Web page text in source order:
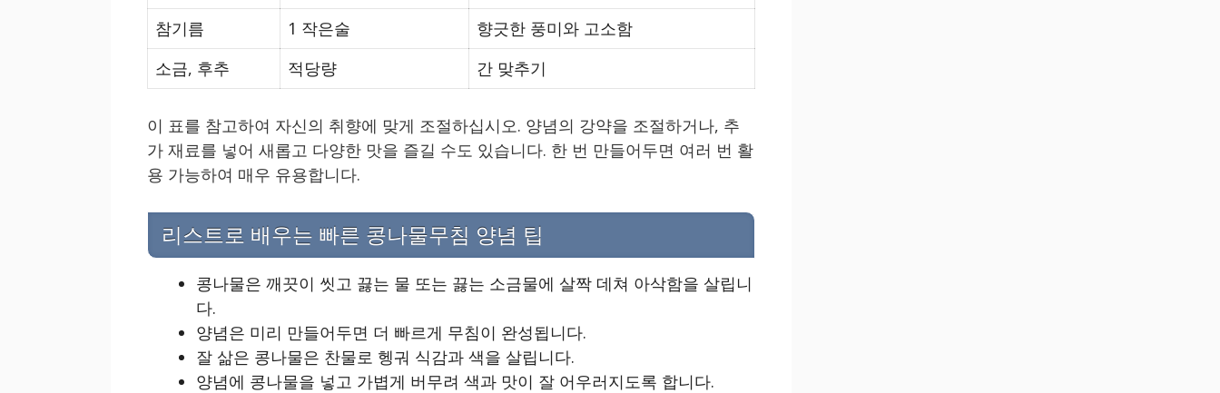
참기름
1 작은술
향긋한 풍미와 고소함
소금, 후추
적당량 간 맞추기
이 표를 참고하여 자신의 취향에 맞게 조절하십시오. 양념의 강약을 조절하거나, 추
가 재료를 넣어 새롭고 다양한 맛을 즐길 수도 있습니다. 한 번 만들어두면 여러 번 활
용 가능하여 매우 유용합니다.
리스트로 배우는 빠른 콩나물무침 양념 팁
콩나물은 깨끗이 씻고 끓는 물 또는 끓는 소금물에 살짝 데쳐 아삭함을 살립니
다.
양념은 미리 만들어두면 더 빠르게 무침이 완성됩니다.
잘 삶은 콩나물은 찬물로 헹궈 식감과 색을 살립니다.
양념에 콩나물을 넣고 가볍게 버무려 색과 맛이 잘 어우러지도록 합니다.